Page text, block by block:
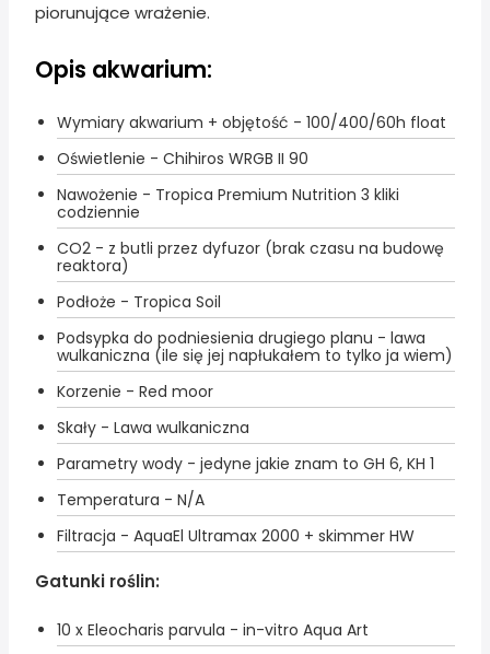
piorunujące wrażenie.
Opis akwarium:
Wymiary akwarium + objętość - 100/400/60h float
Oświetlenie - Chihiros WRGB II 90
Nawożenie - Tropica Premium Nutrition 3 kliki
codziennie
CO2 - z butli przez dyfuzor (brak czasu na budowę
reaktora)
Podłoże - Tropica Soil
Podsypka do podniesienia drugiego planu - lawa
wulkaniczna (ile się jej napłukałem to tylko ja wiem)
Korzenie - Red moor
Skały - Lawa wulkaniczna
Parametry wody - jedyne jakie znam to GH 6, KH 1
Temperatura - N/A
Filtracja - AquaEl Ultramax 2000 + skimmer HW
Gatunki roślin:
10 x Eleocharis parvula - in-vitro Aqua Art